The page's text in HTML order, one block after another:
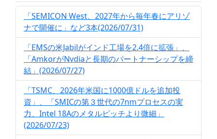
「SEMICON West、2027年から毎年春にアリゾ
ナで開催に」など3本(2026/07/31)
「EMSの米Jabilがインド工場を2.4倍に拡張」、
「AmkorがNvdiaと長期のパートナーシップを締
結」(2026/07/27)
「TSMC、2026年米国に1000億ドルを追加投
資」、「SMICの第３世代の7nmプロセスの実
力、Intel 18Aのメタルピッチより微細」
(2026/07/23)